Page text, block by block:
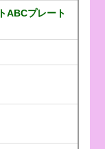
ABCプレート